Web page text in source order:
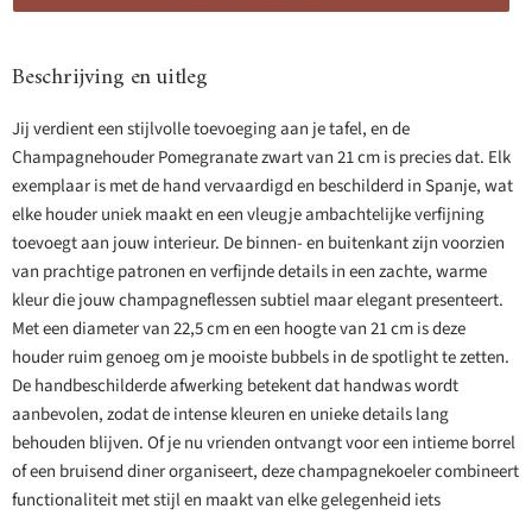
Beschrijving en uitleg
Jij verdient een stijlvolle toevoeging aan je tafel, en de
Champagnehouder Pomegranate zwart van 21 cm is precies dat. Elk
exemplaar is met de hand vervaardigd en beschilderd in Spanje, wat
elke houder uniek maakt en een vleugje ambachtelijke verfijning
toevoegt aan jouw interieur. De binnen- en buitenkant zijn voorzien
van prachtige patronen en verfijnde details in een zachte, warme
kleur die jouw champagneflessen subtiel maar elegant presenteert.
Met een diameter van 22,5 cm en een hoogte van 21 cm is deze
houder ruim genoeg om je mooiste bubbels in de spotlight te zetten.
De handbeschilderde afwerking betekent dat handwas wordt
aanbevolen, zodat de intense kleuren en unieke details lang
behouden blijven. Of je nu vrienden ontvangt voor een intieme borrel
of een bruisend diner organiseert, deze champagnekoeler combineert
functionaliteit met stijl en maakt van elke gelegenheid iets